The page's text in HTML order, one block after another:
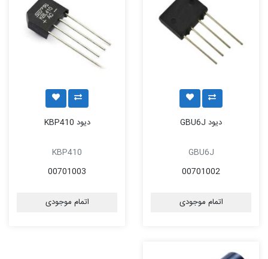
دیود GBU6J
GBU6J
00701002
اتمام موجودی
دیود KBP410
KBP410
00701003
اتمام موجودی